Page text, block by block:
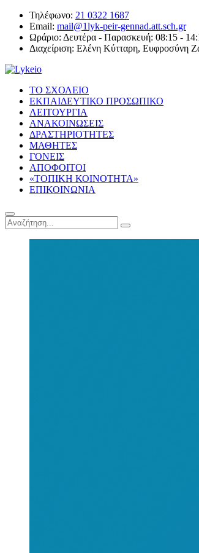
Τηλέφωνο: 21 0322 1687
Email: mail@1lyk-peir-gennad.att.sch.gr
Ωράριο: Δευτέρα - Παρασκευή: 08:15 -
Διαχείριση: Ελένη Κύτταρη, Ευφροσύνη
ΤΟ ΣΧΟΛΕΙΟ
ΕΚΠΑΙΔΕΥΤΙΚΟ ΠΡΟΣΩΠΙΚΟ
ΛΕΙΤΟΥΡΓΙΑ
ΑΝΑΚΟΙΝΩΣΕΙΣ
ΔΡΑΣΤΗΡΙΟΤΗΤΕΣ
ΜΑΘΗΤΕΣ
ΓΟΝΕΙΣ
ΑΠΟΦΟΙΤΟΙ
«ΤΟΠΙΚΗ ΚΟΙΝΟΤΗΤΑ»
ΕΠΙΚΟΙΝΩΝΙΑ